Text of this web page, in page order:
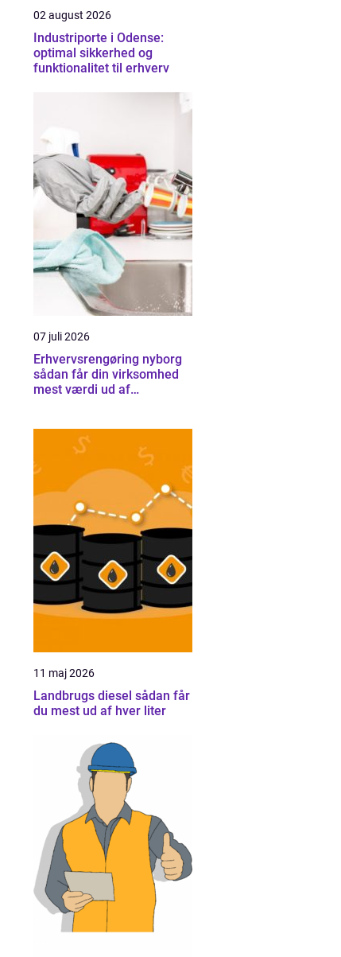
02 august 2026
Industriporte i Odense:
optimal sikkerhed og
funktionalitet til erhverv
07 juli 2026
Erhvervsrengøring nyborg
sådan får din virksomhed
mest værdi ud af
11 maj 2026
Landbrugs diesel sådan får
du mest ud af hver liter